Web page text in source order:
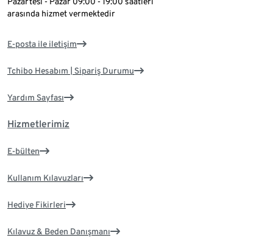
arasında hizmet vermektedir
E-posta ile iletişim
Tchibo Hesabım | Sipariş Durumu
Yardım Sayfası
Hizmetlerimiz
E-bülten
Kullanım Kılavuzları
Hediye Fikirleri
Kılavuz & Beden Danışmanı